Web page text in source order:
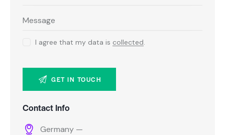
I agree that my data is collected.
Contact Info
Germany —